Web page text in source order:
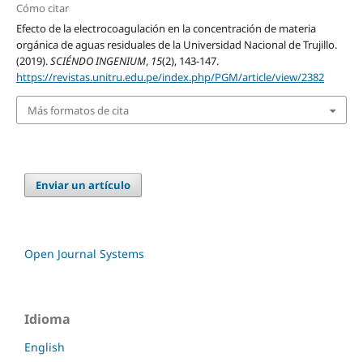
Cómo citar
Efecto de la electrocoagulación en la concentración de materia
orgánica de aguas residuales de la Universidad Nacional de Trujillo.
(2019).SCIÉNDO INGENIUM, 15(2), 143-147.
https://revistas.unitru.edu.pe/index.php/PGM/article/view/2382
Más formatos de cita
Enviar un artículo
Open Journal Systems
Idioma
English